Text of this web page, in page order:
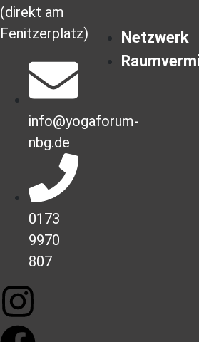
(direkt am
Fenitzerplatz)
info@yogaforum-
nbg.de
0173
9970
807
Netzwerk